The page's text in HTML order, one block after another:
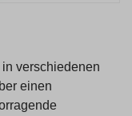
verschiedenen
einen